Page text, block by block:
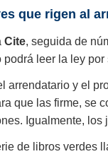
que rigen al
Cite, seguida de
leer la ley por
arrendatario y el
que las firme, se
Igualmente,
de libros verdes